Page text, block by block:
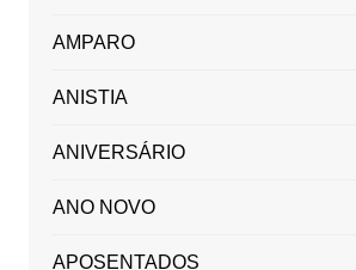
AMPARO
ANISTIA
ANIVERSÁRIO
ANO NOVO
APOSENTADOS